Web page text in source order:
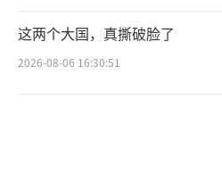
孩子举着花
老人擦着泪
这两个大国，真撕破脸了
2026-08-06 16:30:51